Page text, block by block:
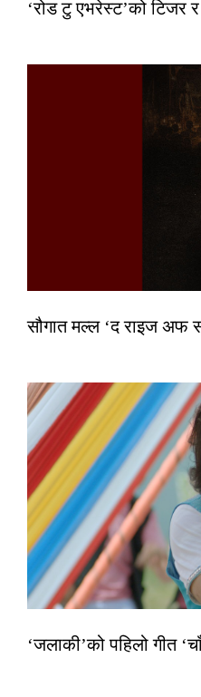
‘रोड टु एभरेस्ट’को टिजर
सौगात मल्ल ‘द राइज अफ
‘जलाकी’को पहिलो गीत